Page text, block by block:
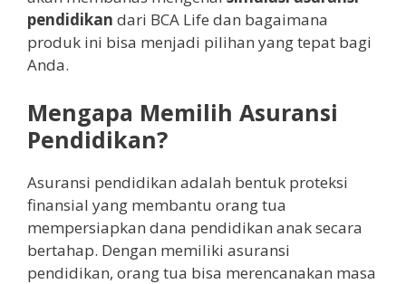
pendidikan dari BCA Life dan bagaimana
produk ini bisa menjadi pilihan yang tepat bagi
Anda.
Mengapa Memilih Asuransi
Pendidikan?
Asuransi pendidikan adalah bentuk proteksi
finansial yang membantu orang tua
mempersiapkan dana pendidikan anak secara
bertahap. Dengan memiliki asuransi
pendidikan, orang tua bisa merencanakan masa